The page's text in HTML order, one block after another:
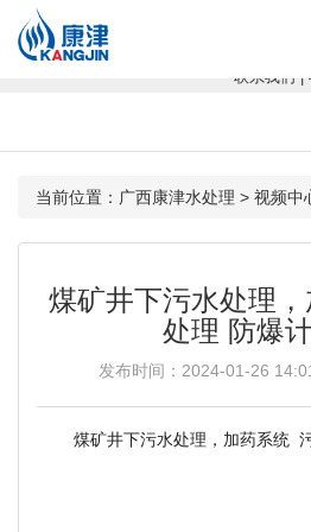
康津水处理：专注软化水设备、反渗透设
备！
联系我们 |
当前位置： 广西康津水处理 > 视频中
煤矿井下污水处理
处理 防爆
发布时间：2024-01-26
煤矿井下污水处理，加药系统